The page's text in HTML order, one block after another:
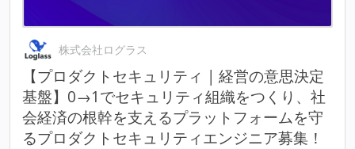
株式会社ログラス
【プロダクトセキュリティ | 経営の意思決定
基盤】0→1でセキュリティ組織をつくり、社
会経済の根幹を支えるプラットフォームを守
るプロダクトセキュリティエンジニア募集！